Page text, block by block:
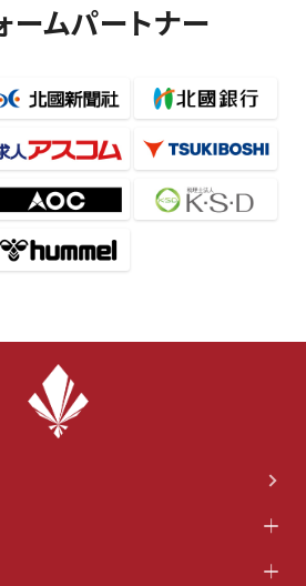
ームパートナー